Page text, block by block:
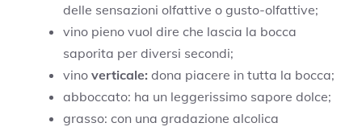
delle sensazioni olfattive o gusto-olfattive;
vino pieno vuol dire che lascia la bocca
saporita per diversi secondi;
vino verticale: dona piacere in tutta la bocca;
abboccato: ha un leggerissimo sapore dolce;
grasso: con una gradazione alcolica